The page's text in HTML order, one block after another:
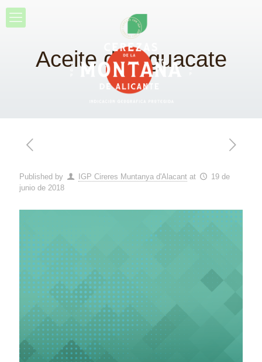
Aceite de Aguacate
Published by IGP Cireres Muntanya d'Alacant at
19 de
junio de 2018